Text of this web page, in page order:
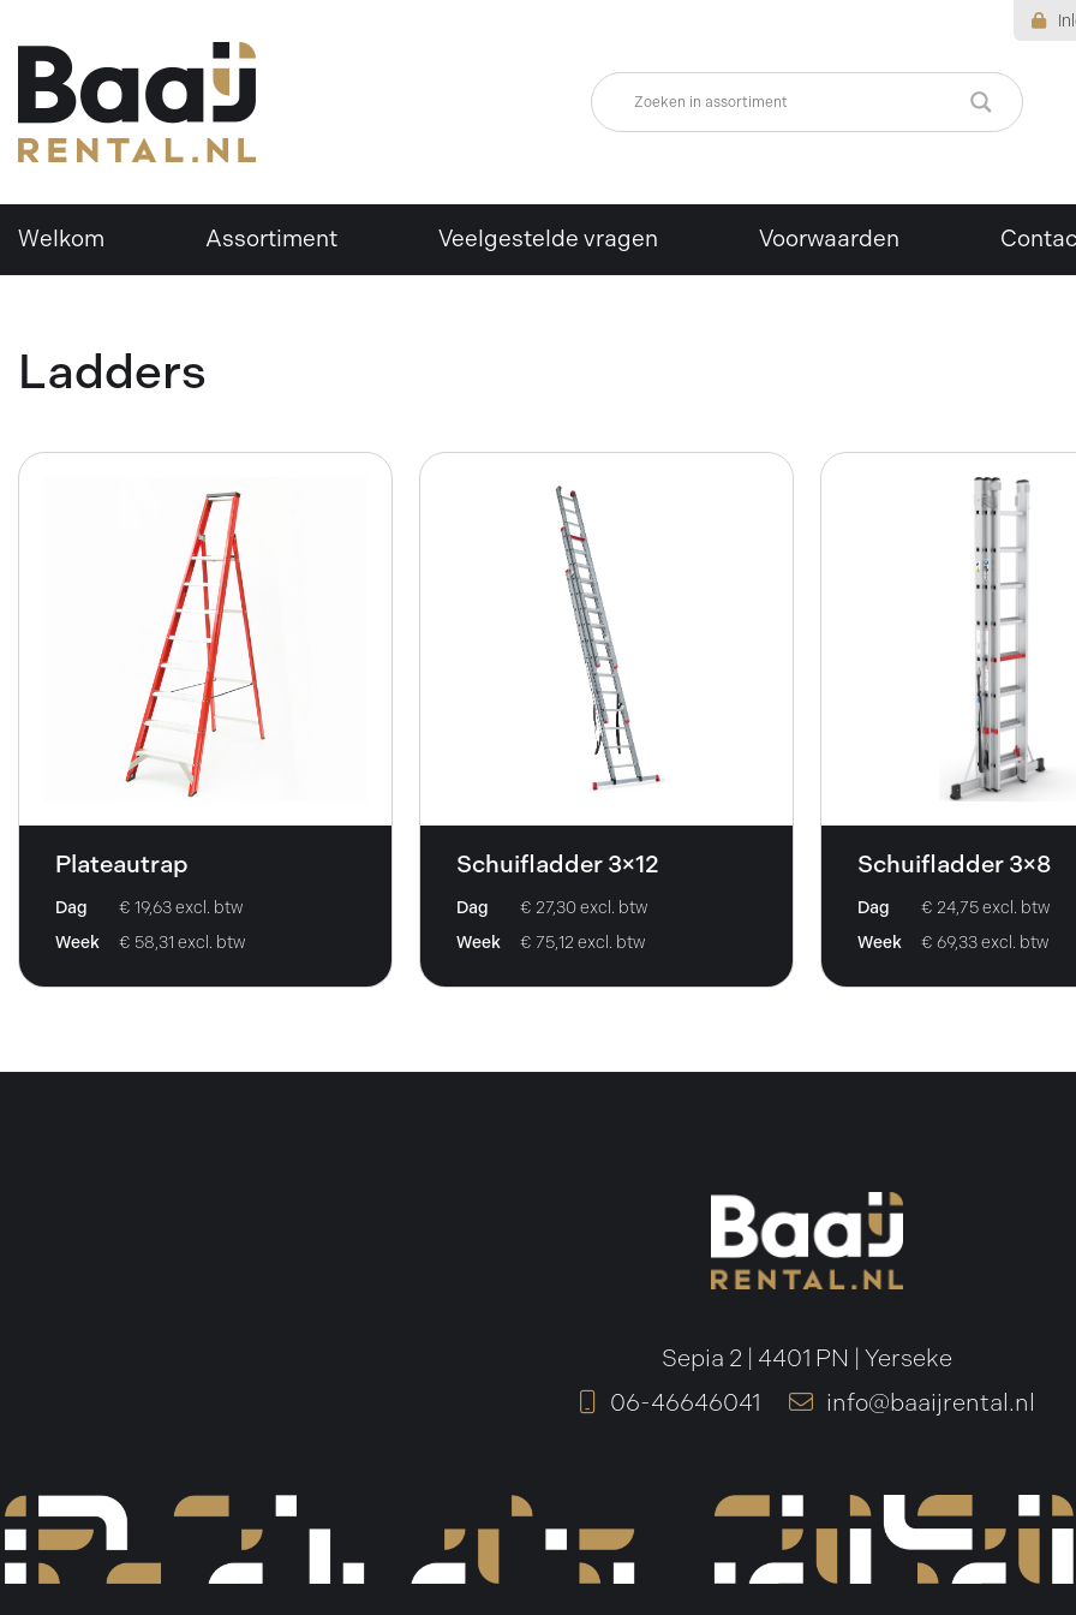
Welkom Assortiment Veelgestelde vragen Voorwaarden
Ladders
Plateautrap
Dag
€ 19,63 excl. btw
Week
€ 58,31 excl. btw
Schuifladder 3×12
Dag
€ 27,30 excl. btw
Week
€ 75,12 excl. btw
Schuifladder 3×8
Dag
€ 24,75 excl. btw
Week
€ 69,33 excl. btw
Sepia 2 | 4401 PN | Yerseke
06-46646041
info@baaijrental.nl